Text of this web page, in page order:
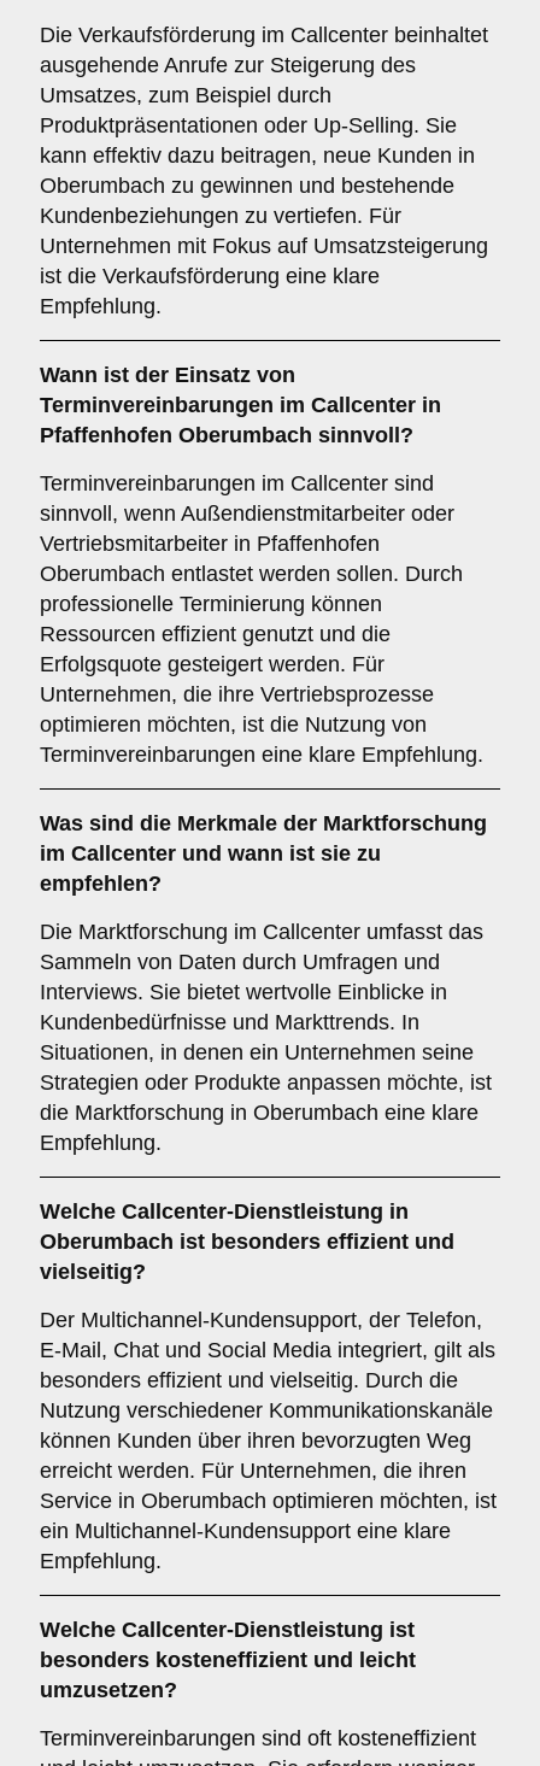
Die Verkaufsförderung im Callcenter beinhaltet
ausgehende Anrufe zur Steigerung des
Umsatzes, zum Beispiel durch
Produktpräsentationen oder Up-Selling. Sie
kann effektiv dazu beitragen, neue Kunden in
Oberumbach zu gewinnen und bestehende
Kundenbeziehungen zu vertiefen. Für
Unternehmen mit Fokus auf Umsatzsteigerung
ist die Verkaufsförderung eine klare
Empfehlung.
Wann ist der Einsatz von
Terminvereinbarungen im Callcenter in
Pfaffenhofen Oberumbach sinnvoll?
Terminvereinbarungen im Callcenter sind
sinnvoll, wenn Außendienstmitarbeiter oder
Vertriebsmitarbeiter in Pfaffenhofen
Oberumbach entlastet werden sollen. Durch
professionelle Terminierung können
Ressourcen effizient genutzt und die
Erfolgsquote gesteigert werden. Für
Unternehmen, die ihre Vertriebsprozesse
optimieren möchten, ist die Nutzung von
Terminvereinbarungen eine klare Empfehlung.
Was sind die Merkmale der Marktforschung
im Callcenter und wann ist sie zu
empfehlen?
Die Marktforschung im Callcenter umfasst das
Sammeln von Daten durch Umfragen und
Interviews. Sie bietet wertvolle Einblicke in
Kundenbedürfnisse und Markttrends. In
Situationen, in denen ein Unternehmen seine
Strategien oder Produkte anpassen möchte, ist
die Marktforschung in Oberumbach eine klare
Empfehlung.
Welche Callcenter-Dienstleistung in
Oberumbach ist besonders effizient und
vielseitig?
Der Multichannel-Kundensupport, der Telefon,
E-Mail, Chat und Social Media integriert, gilt als
besonders effizient und vielseitig. Durch die
Nutzung verschiedener Kommunikationskanäle
können Kunden über ihren bevorzugten Weg
erreicht werden. Für Unternehmen, die ihren
Service in Oberumbach optimieren möchten, ist
ein Multichannel-Kundensupport eine klare
Empfehlung.
Welche Callcenter-Dienstleistung ist
besonders kosteneffizient und leicht
umzusetzen?
Terminvereinbarungen sind oft kosteneffizient